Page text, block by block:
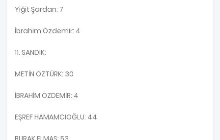
Yiğit Şardan: 7
İbrahim Özdemir: 4
11. SANDIK:
METİN ÖZTÜRK: 30
İBRAHİM ÖZDEMİR: 4
EŞREF HAMAMCIOĞLU: 44